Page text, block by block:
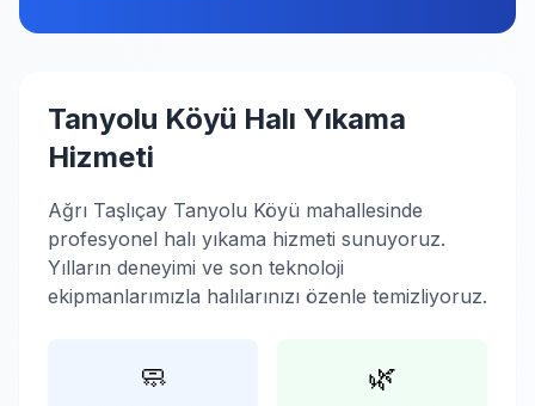
Tanyolu Köyü Halı Yıkama
Hizmeti
Ağrı Taşlıçay Tanyolu Köyü mahallesinde
profesyonel halı yıkama hizmeti sunuyoruz.
Yılların deneyimi ve son teknoloji
ekipmanlarımızla halılarınızı özenle temizliyoruz.
🧼 🌿